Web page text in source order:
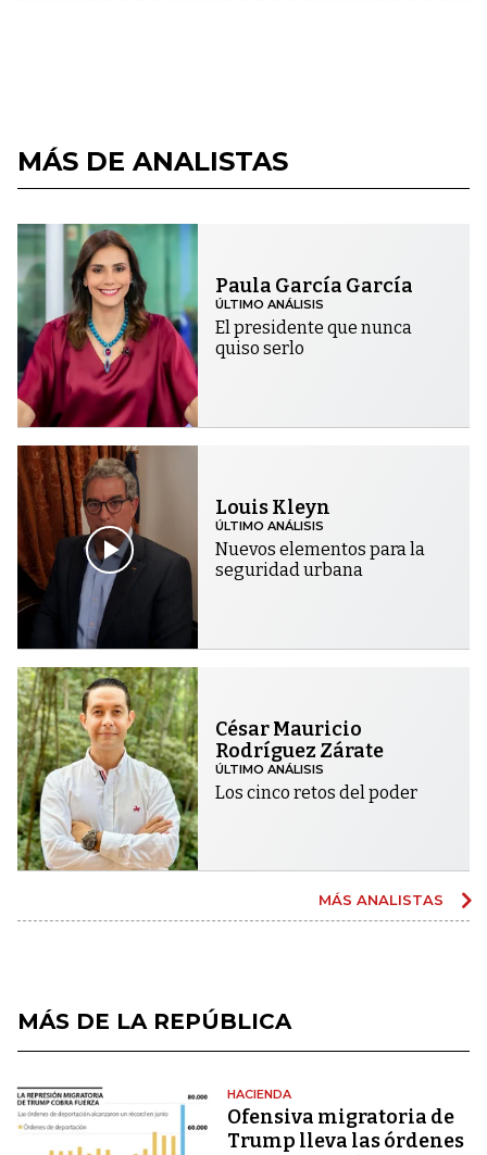
MÁS DE ANALISTAS
Paula García García
ÚLTIMO ANÁLISIS
El presidente que nunca
quiso serlo
Louis Kleyn
ÚLTIMO ANÁLISIS
Nuevos elementos para la
seguridad urbana
César Mauricio
Rodríguez Zárate
ÚLTIMO ANÁLISIS
Los cinco retos del poder
MÁS ANALISTAS
MÁS DE LA REPÚBLICA
HACIENDA
Ofensiva migratoria de
Trump lleva las órdenes